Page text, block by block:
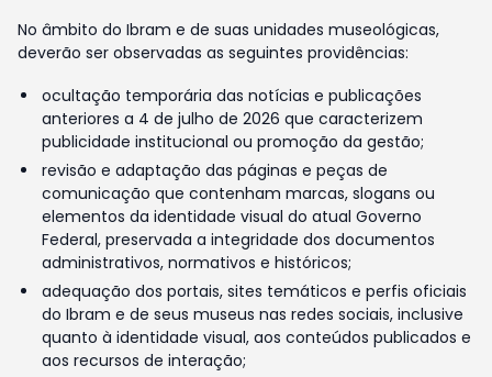
No âmbito do Ibram e de suas unidades museológicas,
deverão ser observadas as seguintes providências:
ocultação temporária das notícias e publicações
anteriores a 4 de julho de 2026 que caracterizem
publicidade institucional ou promoção da gestão;
revisão e adaptação das páginas e peças de
comunicação que contenham marcas, slogans ou
elementos da identidade visual do atual Governo
Federal, preservada a integridade dos documentos
administrativos, normativos e históricos;
adequação dos portais, sites temáticos e perfis oficiais
do Ibram e de seus museus nas redes sociais, inclusive
quanto à identidade visual, aos conteúdos publicados e
aos recursos de interação;